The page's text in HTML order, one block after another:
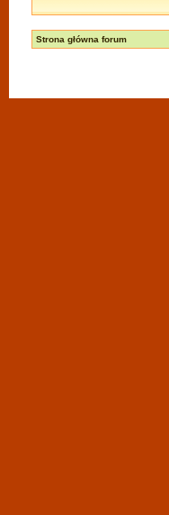
Strona główna forum